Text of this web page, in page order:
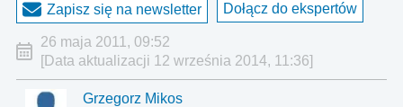
Zapisz się na newsletter Dołącz do ekspertów
26 maja 2011, 09:52
[Data aktualizacji 12 września 2014, 11:36]
Grzegorz Mikos